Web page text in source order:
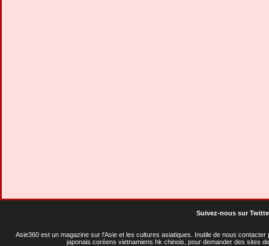
Suivez-nous sur
Asie360 est un magazine sur l'Asie et les cultures asiatiques . Inutile de nous
japonais coréens vietnamiens hk chinois, pour demander des sites